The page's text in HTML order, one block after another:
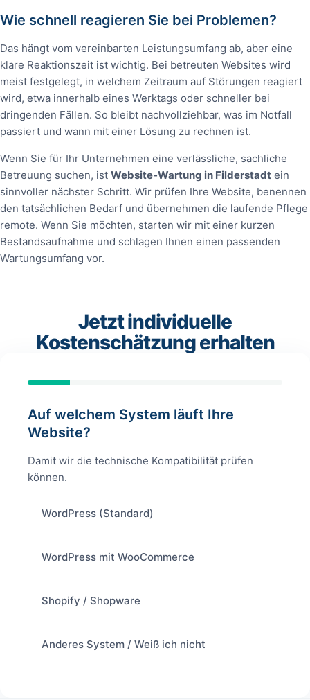
Wie schnell reagieren Sie bei Problemen?
Das hängt vom vereinbarten Leistungsumfang ab, aber eine
klare Reaktionszeit ist wichtig. Bei betreuten Websites wird
meist festgelegt, in welchem Zeitraum auf Störungen reagiert
wird, etwa innerhalb eines Werktags oder schneller bei
dringenden Fällen. So bleibt nachvollziehbar, was im Notfall
passiert und wann mit einer Lösung zu rechnen ist.
Wenn Sie für Ihr Unternehmen eine verlässliche, sachliche
Betreuung suchen, ist Website‑Wartung in Filderstadt ein
sinnvoller nächster Schritt. Wir prüfen Ihre Website, benennen
den tatsächlichen Bedarf und übernehmen die laufende Pflege
remote. Wenn Sie möchten, starten wir mit einer kurzen
Bestandsaufnahme und schlagen Ihnen einen passenden
Wartungsumfang vor.
Jetzt individuelle
Kostenschätzung erhalten
Auf welchem System läuft Ihre
Website?
Damit wir die technische Kompatibilität prüfen
können.
WordPress (Standard)
WordPress mit WooCommerce
Shopify / Shopware
Anderes System / Weiß ich nicht